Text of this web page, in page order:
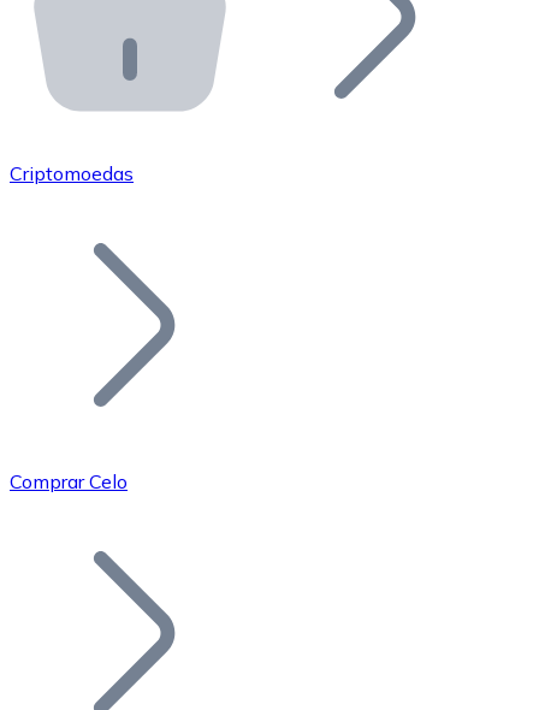
API Bitnovo
Integre nossa API no seu ecossistema.
Junte-se à nossa rede de revendedores e comercialize
Adicione o token do seu projeto ao nosso serviço de
Bitcoin
Criptomoedas
Comprar Celo